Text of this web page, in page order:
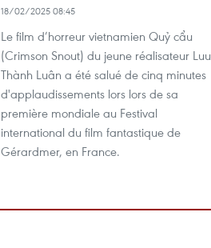
18/02/2025 08:45
Le film d’horreur vietnamien Quỷ cẩu
(Crimson Snout) du jeune réalisateur Luu
Thành Luân a été salué de cinq minutes
d'applaudissements lors lors de sa
première mondiale au Festival
international du film fantastique de
Gérardmer, en France.